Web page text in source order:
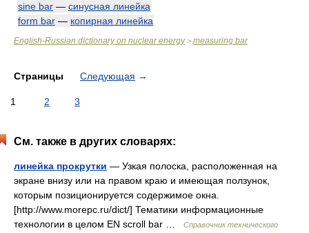
sine bar — синусная линейка
form bar — копирная линейка
English-Russian dictionary on nuclear energy> measuring bar
Страницы Следующая →
1 2 3
См. также в других словарях:
линейка прокрутки — Узкая полоска, расположенная на
экране внизу или на правом краю и имеющая ползунок,
которым позиционируется содержимое окна.
[http://www.morepc.ru/dict/] Тематики информационные
технологии в целом EN scroll bar …
Справочник технического